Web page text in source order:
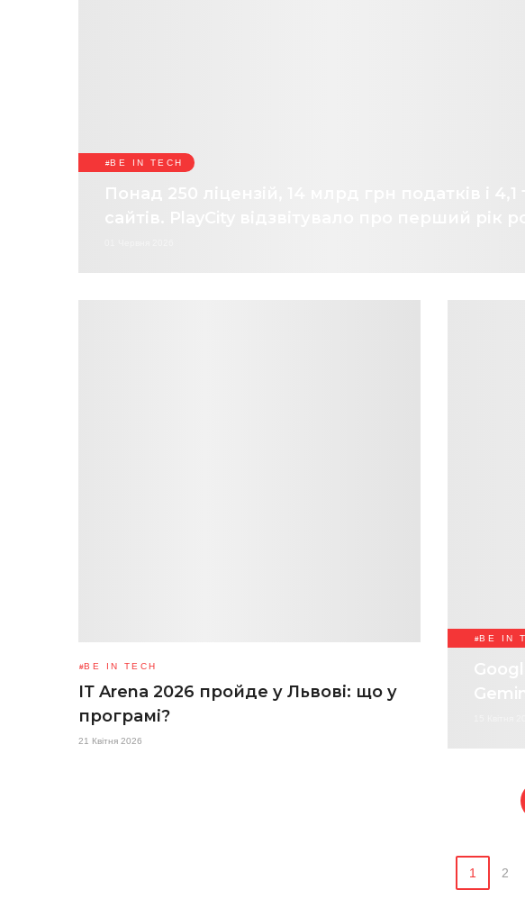
BE IN TECH
Понад 250 ліцензій, 14 млрд грн податків і
BE IN TECH
ІТ Arena 2026 пройде у Львові: що у
програмі?
21 Квітня 2026
BE IN
1 2